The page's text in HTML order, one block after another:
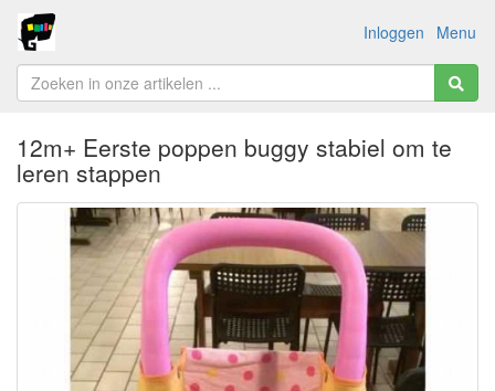
Menu
Inloggen
12m+ Eerste poppen buggy stabiel om te
leren stappen